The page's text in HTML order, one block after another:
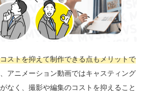
ストを抑えて制作できる点もメリットで
アニメーション動画ではキャスティング
なく、撮影や編集のコストを抑えること